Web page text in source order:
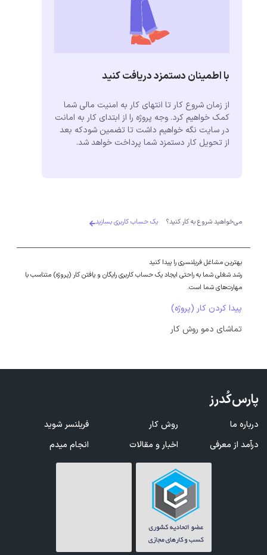
با اطمینان دستمزد دریافت کنید
از زمان شروع کار تا انتهای کار به امنیت مالی شما
کمک خواهیم کرد. وجه پروژه را از ابتدای کار به امانت
در سایت نگه خواهیم داشت تا تضمین شودکه بعد
از تحویل کار دستمزد شما پرداخت خواهد شد.
می‌خواهید شروع به کار کنید؟ یک حساب کاربری بسازید
بهترین مشاغل فریلنسری را پیدا کنید
رشد شغلی شما به راحتی ایجاد یک حساب کاربری رایگان و یافتن کار (پروژه) متناسب با
مهارت‌های شما است.
پیدا کردن کار (پروژه)
تماشای دمو روش کار
پارس‌کُدرز
درباره ما روش کار
فریلنسر شوید
درآمد از معرفی
اخبار و مقالات انجام میدم